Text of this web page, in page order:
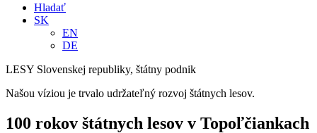
Hladať
SK
EN
DE
LESY Slovenskej republiky, štátny podnik
Našou víziou je trvalo udržateľný rozvoj štátnych lesov.
100 rokov štátnych lesov v Topoľčiankach